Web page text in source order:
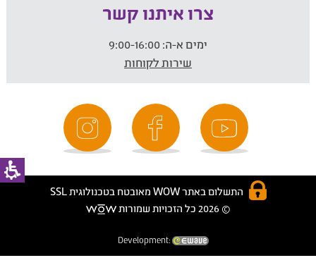
צרו איתנו קשר
ימים א-ה:
שירות לקוחות
התשלום באתר WOW מאובטח בטכנולוגית SSL
© 2026 כל הזכויות שמורות
Development: